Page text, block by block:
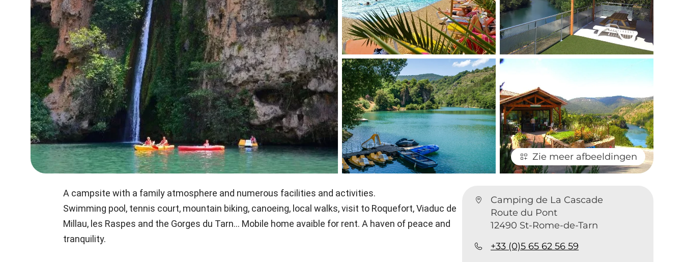
Zie meer afbeeldingen
Camping de La Cascade
Route du Pont
12490 St-Rome-de-Tarn
+33 (0)5 65 62 56 59
A campsite with a family atmosphere and numerous facilities and activities.
Swimming pool, tennis court, mountain biking, canoeing, local walks, visit to Roquefort, Viaduc de
Millau, les Raspes and the Gorges du Tarn... Mobile home avaible for rent. A haven of peace and
tranquility.